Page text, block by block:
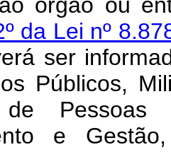
da Lei nº
ser
Públicos,
Pessoas
e